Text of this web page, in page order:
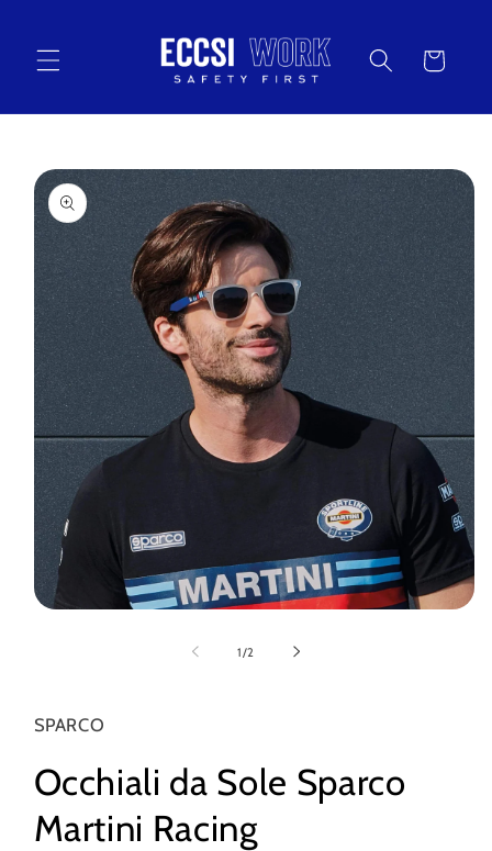
ai contenuti
Carrello
Passa alle
informazioni
sul prodotto
modale
1/su
2
SPARCO
Occhiali da Sole Sparco
Martini Racing